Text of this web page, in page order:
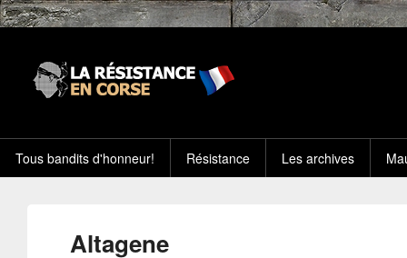
Tous bandits d'honneur! Résistance Les archives
Altagene